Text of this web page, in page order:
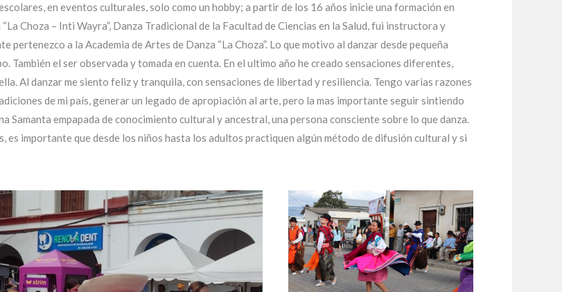
en eventos culturales, solo como un hobby; a partir de los 16 años inicie una formación en
Choza – Inti Wayra”, Danza Tradicional de la Facultad de Ciencias en la Salud, fui instructora y
pertenezco a la Academia de Artes de Danza “La Choza”. Lo que motivo al danzar desde pequeña
También el ser observada y tomada en cuenta. En el ultimo año he creado sensaciones diferentes,
Al danzar me siento feliz y tranquila, con sensaciones de libertad y resiliencia. Tengo varias razones
de mi país, generar un legado de apropiación al arte, pero la mas importante seguir sintiendo
Samanta empapada de conocimiento cultural y ancestral, una persona consciente sobre lo que danza.
es importante que desde los niños hasta los adultos practiquen algún método de difusión cultural y si